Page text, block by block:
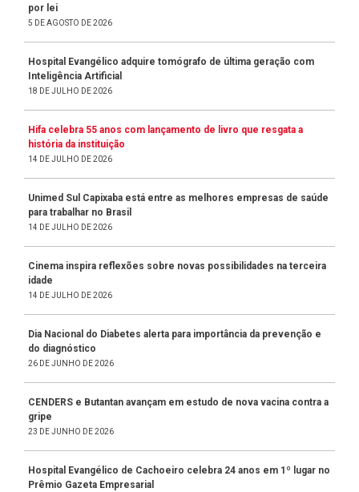
por lei
5 DE AGOSTO DE 2026
Hospital Evangélico adquire tomógrafo de última geração com
Inteligência Artificial
18 DE JULHO DE 2026
Hifa celebra 55 anos com lançamento de livro que resgata a
história da instituição
14 DE JULHO DE 2026
Unimed Sul Capixaba está entre as melhores empresas de saúde
para trabalhar no Brasil
14 DE JULHO DE 2026
Cinema inspira reflexões sobre novas possibilidades na terceira
idade
14 DE JULHO DE 2026
Dia Nacional do Diabetes alerta para importância da prevenção e
do diagnóstico
26 DE JUNHO DE 2026
CENDERS e Butantan avançam em estudo de nova vacina contra a
gripe
23 DE JUNHO DE 2026
Hospital Evangélico de Cachoeiro celebra 24 anos em 1º lugar no
Prêmio Gazeta Empresarial